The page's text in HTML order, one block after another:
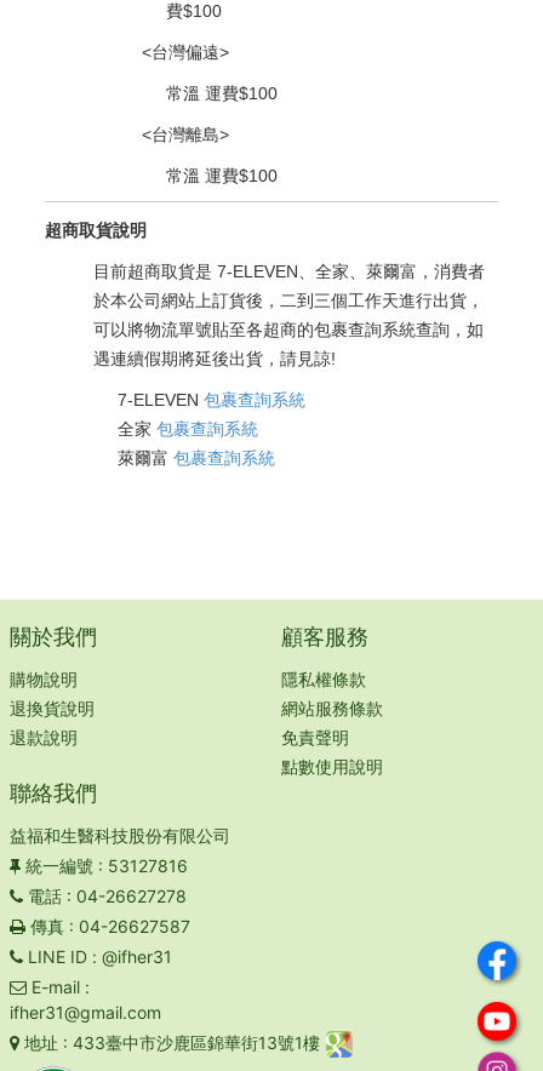
費$100
<台灣偏遠>
常溫 運費$100​
<台灣離島>
常溫 運費$100
超商取貨說明
目前超商取貨是 7-ELEVEN、全家、萊爾富，消費者
於本公司網站上訂貨後，二到三個工作天進行出貨，
可以將物流單號貼至各超商的包裹查詢系統查詢，如
遇連續假期將延後出貨，請見諒!
7-ELEVEN 包裹查詢系統
全家 包裹查詢系統
萊爾富 包裹查詢系統
關於我們
購物說明
退換貨說明
退款說明
顧客服務
隱私權條款
網站服務條款
免責聲明
點數使用說明
聯絡我們
益福和生醫科技股份有限公司
統一編號 : 53127816
電話: 04-26627278
傳真: 04-26627587
LINE ID: @ifher31
E-mail:
ifher31@gmail.com
地址 : 433臺中市沙鹿區錦華街13號1樓